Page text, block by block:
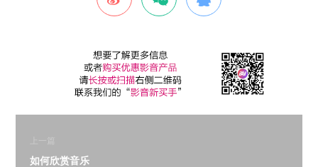
上一篇
如何欣赏音乐